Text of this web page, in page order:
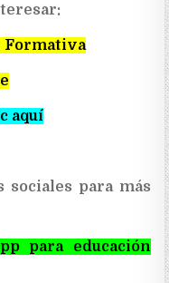
Formativa
aquí
sociales para más
para educación